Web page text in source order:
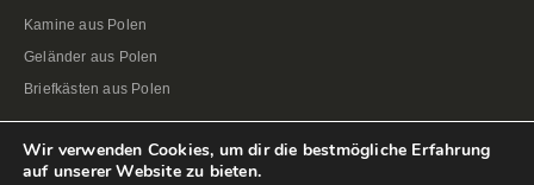
Kamine aus Polen
Geländer aus Polen
Briefkästen aus Polen
Wir verwenden Cookies, um dir die bestmögliche Erfahrung
auf unserer Website zu bieten.